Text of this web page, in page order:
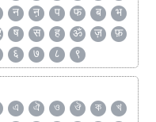
न ऩ प फ ब
भ
ष स ह ॐ ज़
फ़
६ ७ ८ ९
এ ঐ ও ঔ ক
খ